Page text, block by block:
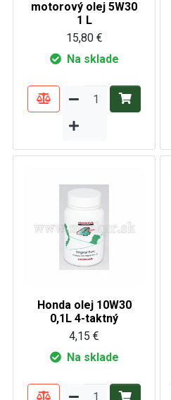
motorový olej 5W30
1 L
15,80 €
Na sklade
Honda olej 10W30
0,1L 4-taktný
4,15 €
Na sklade